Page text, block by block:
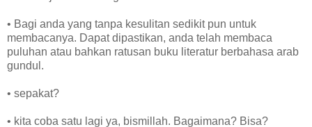
• Bagi anda yang tanpa kesulitan sedikit pun untuk
membacanya. Dapat dipastikan, anda telah membaca
puluhan atau bahkan ratusan buku literatur berbahasa arab
gundul.
• sepakat?
• kita coba satu lagi ya, bismillah. Bagaimana? Bisa?